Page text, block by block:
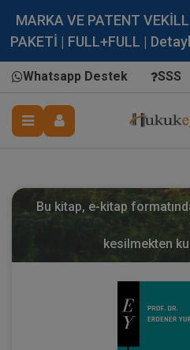
MARKA VE PATENT
PAKETİ | FULL+FULL |
Whatsapp Destek SSS
Bu kitap, e-kitap
kesilmekten